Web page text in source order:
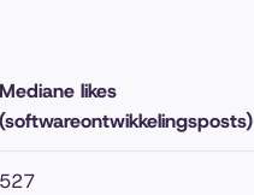
Mediane likes
(softwareontwikkelingsposts)
527